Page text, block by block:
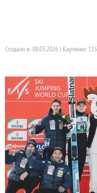
Создано в: 08.03.2026 | Картинки: 115